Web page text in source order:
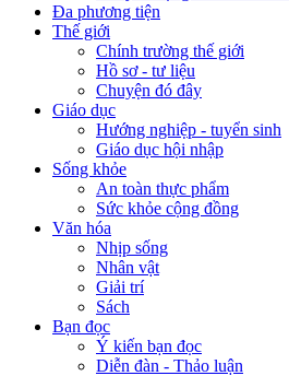
Đa phương tiện
Thế giới
Chính trường thế giới
Hồ sơ - tư liệu
Chuyện đó đây
Giáo dục
Hướng nghiệp - tuyển sinh
Giáo dục hội nhập
Sống khỏe
An toàn thực phẩm
Sức khỏe cộng đồng
Văn hóa
Nhịp sống
Nhân vật
Giải trí
Sách
Bạn đọc
Ý kiến bạn đọc
Diễn đàn - Thảo luận